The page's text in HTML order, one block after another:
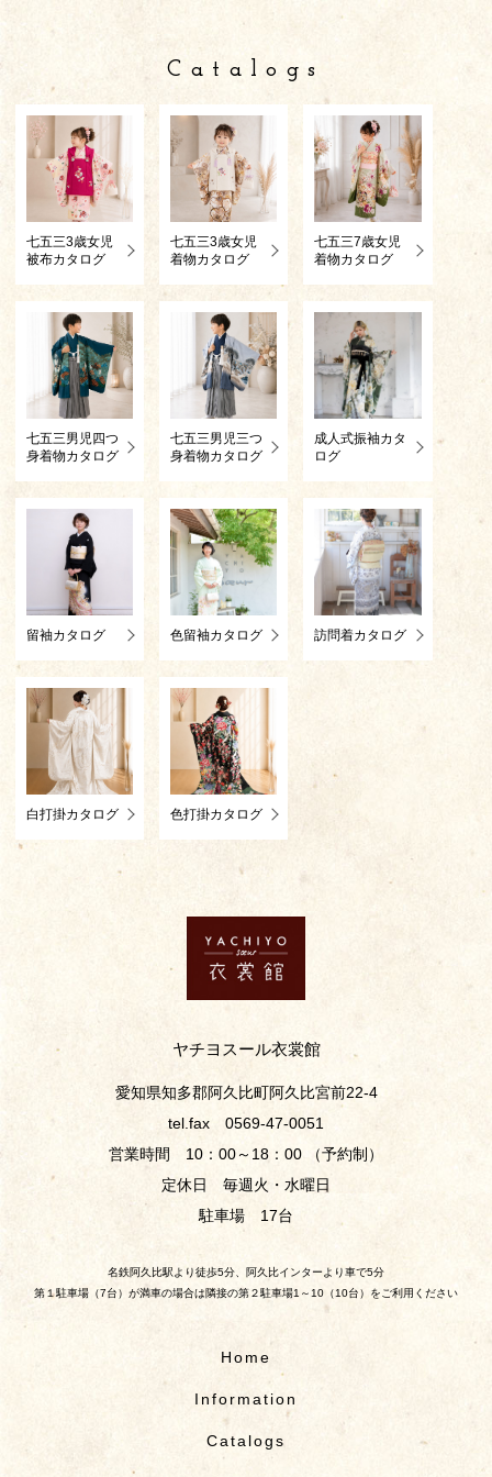
Catalogs
七五三3歳女児
被布カタログ
七五三3歳女児
着物カタログ
七五三7歳女児
着物カタログ
七五三男児四つ
身着物カタログ
七五三男児三つ
身着物カタログ
成人式振袖カタ
ログ
留袖カタログ 色留袖カタログ 訪問着カタログ
白打掛カタログ 色打掛カタログ
ヤチヨスール衣裳館
愛知県知多郡阿久比町阿久比宮前22-4
tel.fax 0569-47-0051
営業時間 10：00～18：00 （予約制）
定休日 毎週火・水曜日
駐車場 17台
名鉄阿久比駅より徒歩5分、阿久比インターより車で5分
第１駐車場（7台）が満車の場合は隣接の第２駐車場1～10（10台）をご利用ください
Home
Information
Catalogs